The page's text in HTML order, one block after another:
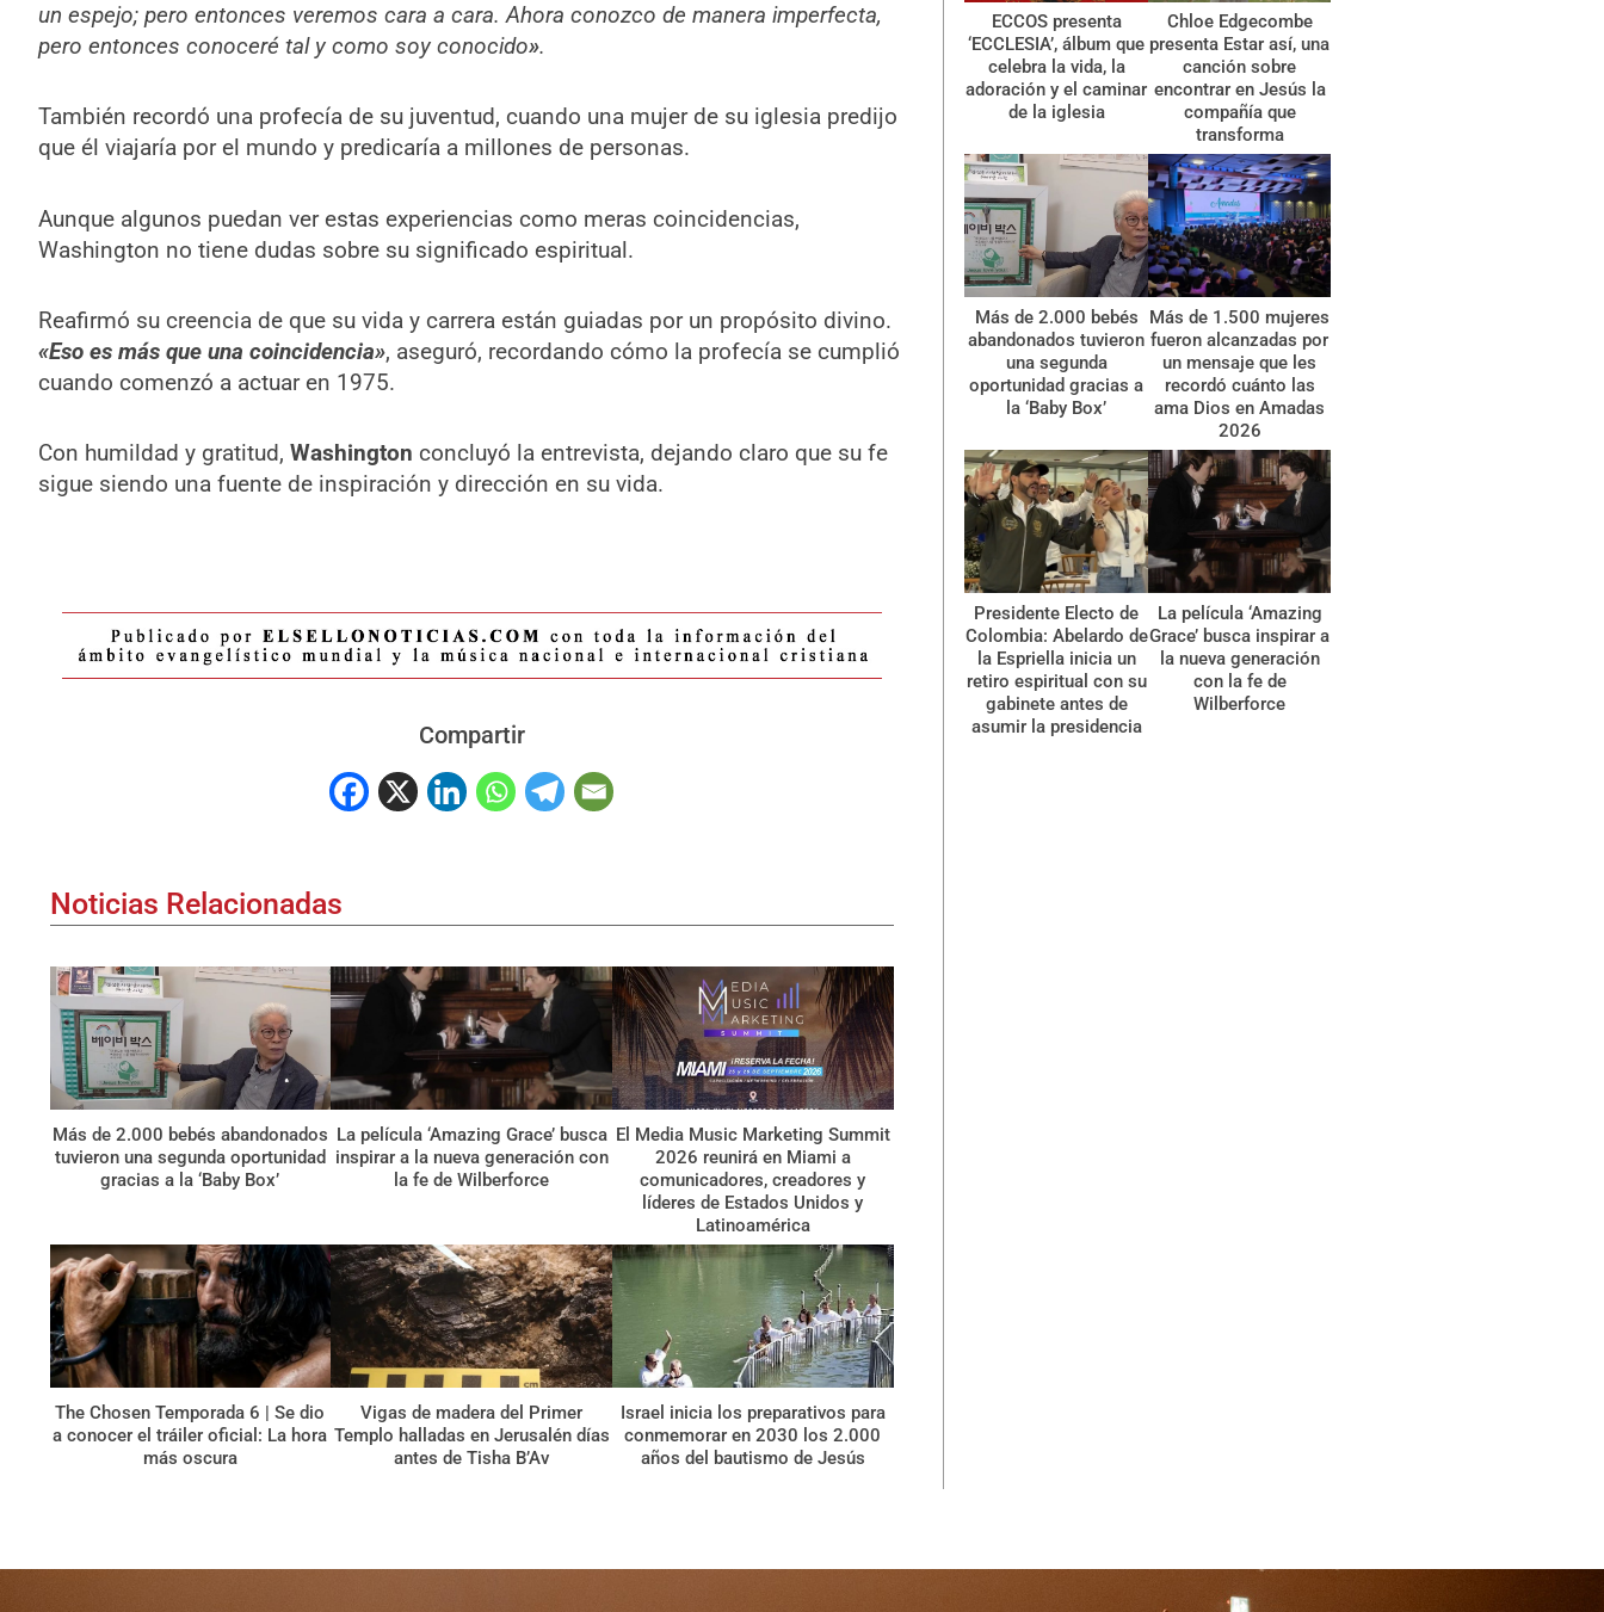
un espejo; pero entonces veremos cara a cara. Ahora conozco de manera imperfecta,
pero entonces conoceré tal y como soy conocido».
También recordó una profecía de su juventud, cuando una mujer de su iglesia predijo
que él viajaría por el mundo y predicaría a millones de personas.
Aunque algunos puedan ver estas experiencias como meras coincidencias,
Washington no tiene dudas sobre su significado espiritual.
Reafirmó su creencia de que su vida y carrera están guiadas por un propósito divino.
«Eso es más que una coincidencia», aseguró, recordando cómo la profecía se cumplió
cuando comenzó a actuar en 1975.
Con humildad y gratitud, Washington concluyó la entrevista, dejando claro que su fe
sigue siendo una fuente de inspiración y dirección en su vida.
Compartir
Noticias Relacionadas
Más de 2.000 bebés abandonados
tuvieron una segunda oportunidad
gracias a la ‘Baby Box’
La película ‘Amazing Grace’ busca
inspirar a la nueva generación con
la fe de Wilberforce
El Media Music Marketing Summit
2026 reunirá en Miami a
comunicadores, creadores y
líderes de Estados Unidos y
Latinoamérica
The Chosen Temporada 6 | Se dio
a conocer el tráiler oficial: La hora
más oscura
Vigas de madera del Primer
Templo halladas en Jerusalén días
antes de Tisha B’Av
Israel inicia los preparativos para
conmemorar en 2030 los 2.000
años del bautismo de Jesús
ECCOS presenta
‘ECCLESIA’, álbum que
celebra la vida, la
adoración y el caminar
de la iglesia
Chloe Edgecombe
presenta Estar así, una
canción sobre
encontrar en Jesús la
compañía que
transforma
Más de 2.000 bebés
abandonados tuvieron
una segunda
oportunidad gracias a
la ‘Baby Box’
Más de 1.500 mujeres
fueron alcanzadas por
un mensaje que les
recordó cuánto las
ama Dios en Amadas
2026
Presidente Electo de
Colombia: Abelardo de
la Espriella inicia un
retiro espiritual con su
gabinete antes de
asumir la presidencia
La película ‘Amazing
Grace’ busca inspirar a
la nueva generación
con la fe de
Wilberforce